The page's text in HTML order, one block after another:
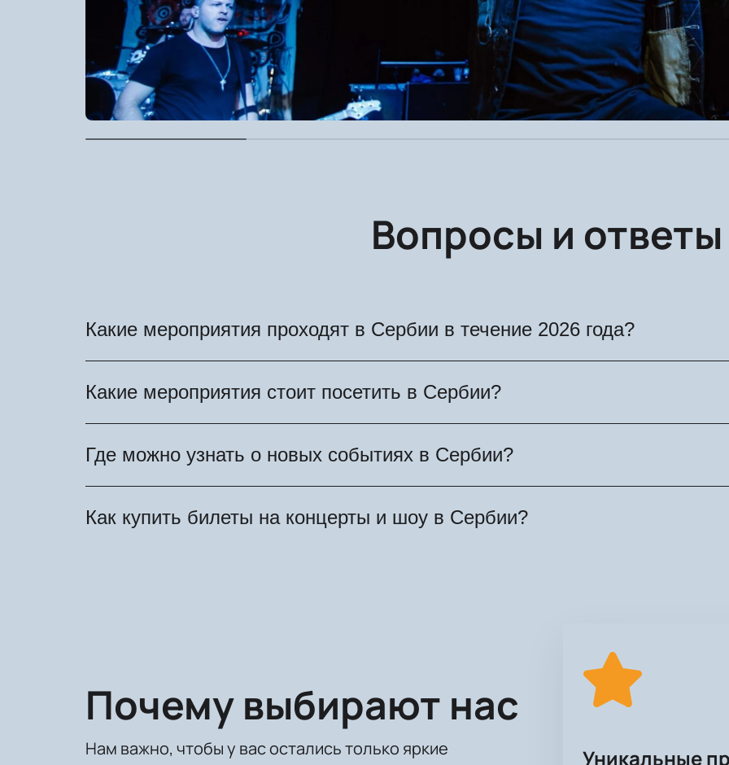
Вопросы и ответы
Какие мероприятия проходят в Сербии в течение 2026 года?
В течение года в Белграде и других городах проходят концерты, фестивали,
турниры и городские культурные события в разных форматах.
Какие мероприятия стоит посетить в Сербии?
В течение 2026 года в стране проходят концерты мировых и региональных
театральные постановки, спортивные соревнования и другие культурные
Где можно узнать о новых событиях в Сербии?
Афиша на нашем сайте постоянно пополняется новыми мероприятиями. После
концертов, фестивалей и шоу информация о них становится доступна для
Как купить билеты на концерты и шоу в Сербии?
Почему выбирают нас
Нам важно, чтобы у вас остались только яркие
Уникальные